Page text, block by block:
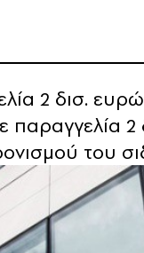
2 δισ.
παραγγελία
του